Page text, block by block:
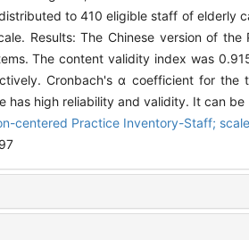
to 410 eligible staff of elderly
Results: The Chinese version of
The content validity index was
Cronbach's α coefficient for
has high reliability and validity. It can
centered Practice Inventory-Staff;